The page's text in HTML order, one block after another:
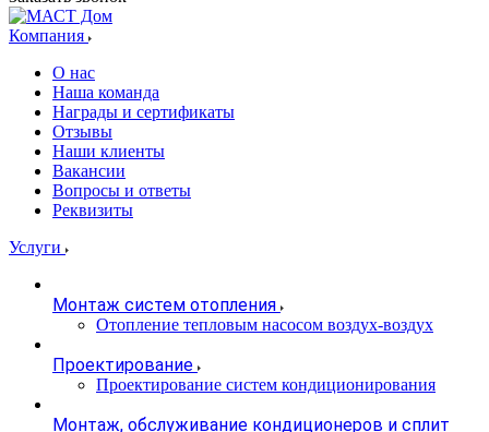
Компания
О нас
Наша команда
Награды и сертификаты
Отзывы
Наши клиенты
Вакансии
Вопросы и ответы
Реквизиты
Услуги
Монтаж систем отопления
Отопление тепловым насосом воздух-воздух
Проектирование
Проектирование систем кондиционирования
Монтаж, обслуживание кондиционеров и сплит